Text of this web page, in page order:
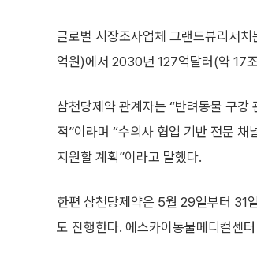
글로벌 시장조사업체 그랜드뷰리서
억원)에서 2030년 127억달러(약 17
삼천당제약 관계자는 “반려동물 구강
적”이라며 “수의사 협업 기반 전문
지원할 계획”이라고 말했다.
한편 삼천당제약은 5월 29일부터 31
도 진행한다. 에스카이동물메디컬센